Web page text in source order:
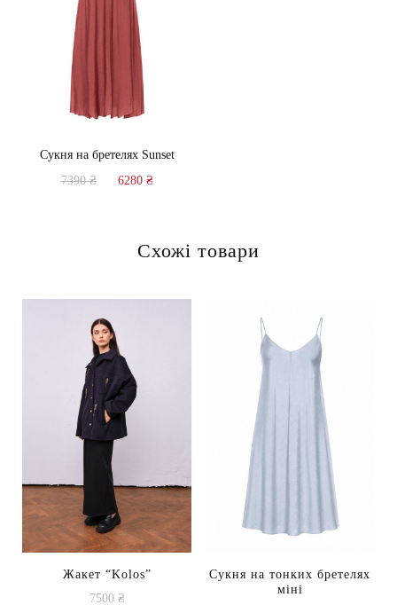
Сукня на бретелях Sunset
7390₴
Оригінальна
6280 ₴
Параметри
можна
вибрати
на
сторінці
товару
Схожі товари
Жакет “Kolos”
7500 ₴
Сукня на тонких бретелях
міні